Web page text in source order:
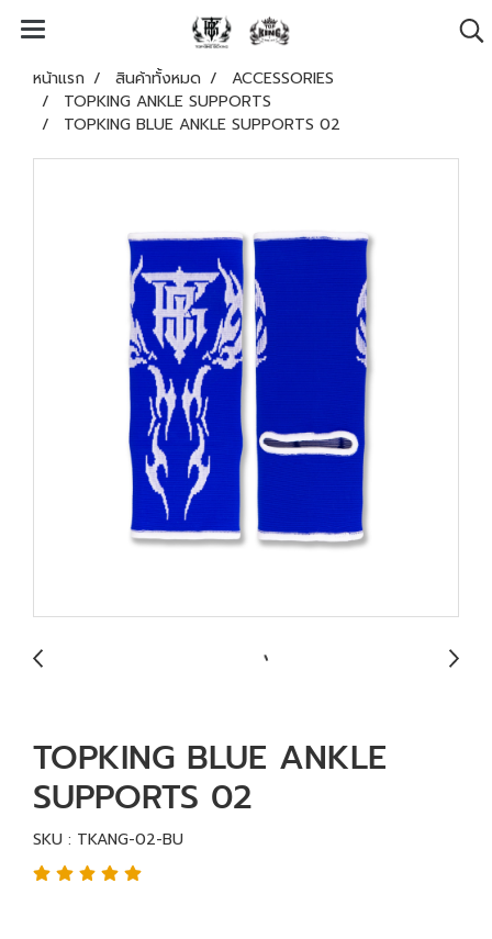
หน้าแรก สินค้าทั้งหมด
ACCESSORIES
TOPKING ANKLE SUPPORTS
TOPKING BLUE ANKLE SUPPORTS 02
TOPKING BLUE ANKLE
SUPPORTS 02
SKU : TKANG-02-BU